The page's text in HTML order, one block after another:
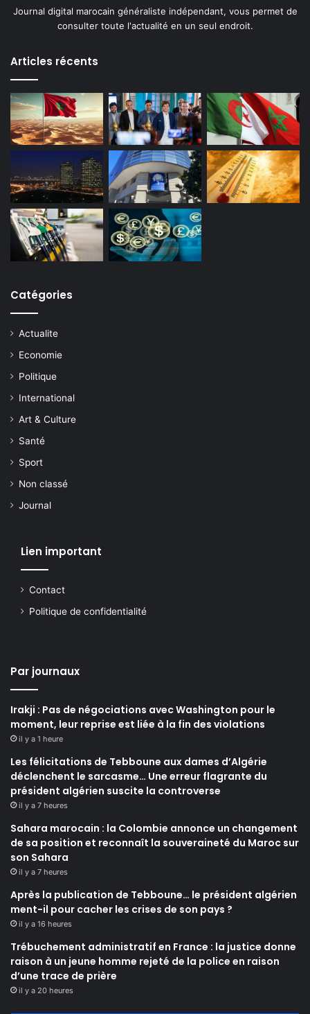
Journal digital marocain généraliste indépendant, vous permet de
consulter toute l'actualité en un seul endroit.
Articles récents
Catégories
Actualite
Economie
Politique
International
Art & Culture
Santé
Sport
Non classé
Journal
Lien important
Contact
Politique de confidentialité
Par journaux
Irakji : Pas de négociations avec Washington pour le
moment, leur reprise est liée à la fin des violations
il y a 1 heure
Les félicitations de Tebboune aux dames d’Algérie
déclenchent le sarcasme… Une erreur flagrante du
président algérien suscite la controverse
il y a 7 heures
Sahara marocain : la Colombie annonce un changement
de sa position et reconnaît la souveraineté du Maroc sur
son Sahara
il y a 7 heures
Après la publication de Tebboune… le président algérien
ment-il pour cacher les crises de son pays ?
il y a 16 heures
Trébuchement administratif en France : la justice donne
raison à un jeune homme rejeté de la police en raison
d’une trace de prière
il y a 20 heures